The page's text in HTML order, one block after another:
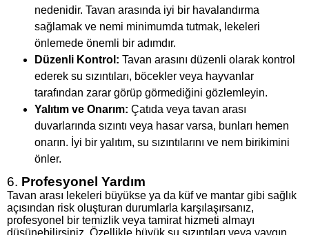
nedenidir. Tavan arasında iyi bir havalandırma
sağlamak ve nemi minimumda tutmak, lekeleri
önlemede önemli bir adımdır.
Düzenli Kontrol: Tavan arasını düzenli olarak kontrol
ederek su sızıntıları, böcekler veya hayvanlar
tarafından zarar görüp görmediğini gözlemleyin.
Yalıtım ve Onarım: Çatıda veya tavan arası
duvarlarında sızıntı veya hasar varsa, bunları hemen
onarın. İyi bir yalıtım, su sızıntılarını ve nem birikimini
önler.
6. Profesyonel Yardım
Tavan arası lekeleri büyükse ya da küf ve mantar gibi sağlık
açısından risk oluşturan durumlarla karşılaşırsanız,
profesyonel bir temizlik veya tamirat hizmeti almayı
düşünebilirsiniz. Özellikle büyük su sızıntıları veya yaygın